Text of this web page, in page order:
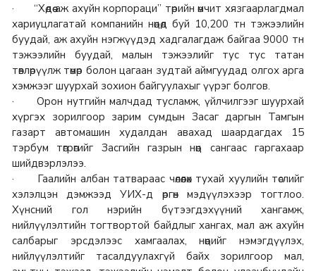
· “Хөдөө аж ахуйн корпораци” төрийн өмчит хязгаарлагдмал
хариуцлагатай компанийн нөөцөд буй 10,200 тн тэжээлийн
буудай, аж ахуйн нэгжүүдэд хадгалагдаж байгаа 9000 тн
тэжээлийн буудай, малын тэжээлийг тус тус татан
төвлөрүүлж төмөр болон цагаан зудтай аймгуудад олгох арга
хэмжээг шуурхай зохион байгуулахыг үүрэг болгов.
· Орон нутгийн малчдад тусламж, үйлчилгээг шуурхай
хүргэх зорилгоор зарим сумдын Засаг даргын Тамгын
газарт автомашин худалдан авахад шаардагдах 15
тэрбум төгрөгийг Засгийн газрын нөөц сангаас гаргахаар
шийдвэрлэлээ.
· Гаалийн албан татвараас чөлөөлөх тухай хуулийн төслийг
хэлэлцэн дэмжээд УИХ-д өргөн мэдүүлэхээр тогтлоо.
Хүнсний гол нэрийн бүтээгдэхүүний хангамж,
нийлүүлэлтийн тогтвортой байдлыг хангах, мал аж ахуйн
салбарыг эрсдэлээс хамгаалах, нөөцийг нэмэгдүүлэх,
нийлүүлэлтийг тасалдуулахгүй байх зорилгоор мал,